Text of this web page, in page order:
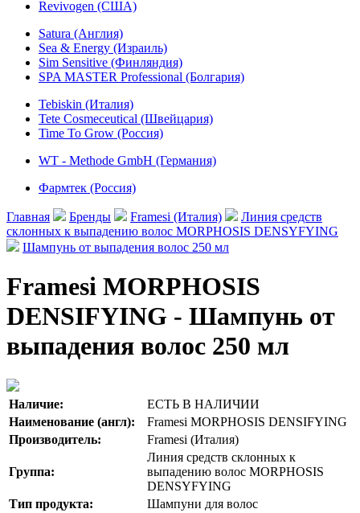
Revivogen (США)
Satura (Англия)
Sea & Energy (Израиль)
Sim Sensitive (Финляндия)
SPA MASTER Professional (Болгария)
Tebiskin (Италия)
Tete Cosmeceutical (Швейцария)
Time To Grow (Россия)
WT - Methode GmbH (Германия)
Фармтек (Россия)
Главная Бренды Framesi (Италия)
Линия средств
склонных к выпадению волос MORPHOSIS DENSYFYING
Шампунь от выпадения волос 250 мл
Framesi MORPHOSIS
DENSIFYING - Шампунь от
выпадения волос 250 мл
Наличие:
ЕСТЬ В НАЛИЧИИ
Наименование (англ):
Framesi MORPHOSIS DENSIFYING
Производитель:
Framesi (Италия)
Группа:
Линия средств склонных к
выпадению волос MORPHOSIS
DENSYFYING
Тип продукта:
Шампуни для волос